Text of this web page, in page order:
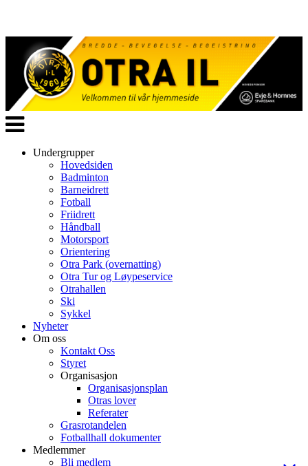
Veksle
navigasjon
Undergrupper
Hovedsiden
Badminton
Barneidrett
Fotball
Friidrett
Håndball
Motorsport
Orientering
Otra Park (overnatting)
Otra Tur og Løypeservice
Otrahallen
Ski
Sykkel
Nyheter
Om oss
Kontakt Oss
Styret
Organisasjon
Organisasjonsplan
Otras lover
Referater
Grasrotandelen
Fotballhall dokumenter
Medlemmer
Bli medlem